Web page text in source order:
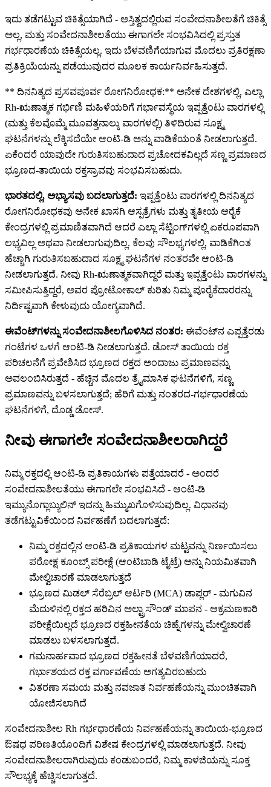
ಇದು ತಡೆಗಟ್ಟುವ ಚಿಕಿತ್ಸೆಯಾಗಿದೆ - ಅಸ್ತಿತ್ವದಲ್ಲಿರುವ ಸಂವೇದನಾಶೀಲತೆಗೆ ಚಿಕಿತ್ಸೆ
ಅಲ್ಲ, ಮತ್ತು ಸಂವೇದನಾಶೀಲತೆಯು ಈಗಾಗಲೇ ಸಂಭವಿಸಿದಲ್ಲಿ ಪ್ರಸ್ತುತ
ಗರ್ಭಧಾರಣೆಯ ಚಿಕಿತ್ಸೆಯಲ್ಲ. ಇದು ಬೆಳವಣಿಗೆಯಾಗುವ ಮೊದಲು ಪ್ರತಿರಕ್ಷಣಾ
ಪ್ರತಿಕ್ರಿಯೆಯನ್ನು ಪಡೆಯುವುದರ ಮೂಲಕ ಕಾರ್ಯನಿರ್ವಹಿಸುತ್ತದೆ.
** ದಿನನಿತ್ಯದ ಪ್ರಸವಪೂರ್ವ ರೋಗನಿರೋಧಕ:** ಅನೇಕ ದೇಶಗಳಲ್ಲಿ, ಎಲ್ಲಾ
Rh-ಋಣಾತ್ಮಕ ಗರ್ಭಿಣಿ ಮಹಿಳೆಯರಿಗೆ ಗರ್ಭಾವಸ್ಥೆಯ ಇಪ್ಪತ್ತೆಂಟು ವಾರಗಳಲ್ಲಿ
(ಮತ್ತು ಕೆಲವೊಮ್ಮೆ ಮೂವತ್ತನಾಲ್ಕು ವಾರಗಳಲ್ಲಿ) ತಿಳಿದಿರುವ ಸೂಕ್ಷ್ಮ
ಘಟನೆಗಳನ್ನು ಲೆಕ್ಕಿಸದೆಯೇ ಆಂಟಿ-ಡಿ ಅನ್ನು ವಾಡಿಕೆಯಂತೆ ನೀಡಲಾಗುತ್ತದೆ.
ಏಕೆಂದರೆ ಯಾವುದೇ ಗುರುತಿಸಬಹುದಾದ ಪ್ರಚೋದಕವಿಲ್ಲದೆ ಸಣ್ಣ ಪ್ರಮಾಣದ
ಭ್ರೂಣದ-ತಾಯಿಯ ರಕ್ತಸ್ರಾವವು ಸಂಭವಿಸಬಹುದು.
ಭಾರತದಲ್ಲಿ, ಅಭ್ಯಾಸವು ಬದಲಾಗುತ್ತದೆ: ಇಪ್ಪತ್ತೆಂಟು ವಾರಗಳಲ್ಲಿ ದಿನನಿತ್ಯದ
ರೋಗನಿರೋಧಕವು ಅನೇಕ ಖಾಸಗಿ ಆಸ್ಪತ್ರೆಗಳು ಮತ್ತು ತೃತೀಯ ಆರೈಕೆ
ಕೇಂದ್ರಗಳಲ್ಲಿ ಪ್ರಮಾಣಿತವಾಗಿದೆ ಆದರೆ ಎಲ್ಲಾ ಸೆಟ್ಟಿಂಗ್‌ಗಳಲ್ಲಿ ಏಕರೂಪವಾಗಿ
ಲಭ್ಯವಿಲ್ಲ ಅಥವಾ ನೀಡಲಾಗುವುದಿಲ್ಲ. ಕೆಲವು ಸೌಲಭ್ಯಗಳಲ್ಲಿ, ವಾಡಿಕೆಗಿಂತ
ಹೆಚ್ಚಾಗಿ ಗುರುತಿಸಬಹುದಾದ ಸೂಕ್ಷ್ಮ ಘಟನೆಗಳ ನಂತರವೇ ಆಂಟಿ-ಡಿ
ನೀಡಲಾಗುತ್ತದೆ. ನೀವು Rh-ಋಣಾತ್ಮಕವಾಗಿದ್ದರೆ ಮತ್ತು ಇಪ್ಪತ್ತೆಂಟು ವಾರಗಳನ್ನು
ಸಮೀಪಿಸುತ್ತಿದ್ದರೆ, ಅವರ ಪ್ರೋಟೋಕಾಲ್ ಕುರಿತು ನಿಮ್ಮ ಪೂರೈಕೆದಾರರನ್ನು
ನಿರ್ದಿಷ್ಟವಾಗಿ ಕೇಳುವುದು ಯೋಗ್ಯವಾಗಿದೆ.
ಈವೆಂಟ್‌ಗಳನ್ನು ಸಂವೇದನಾಶೀಲಗೊಳಿಸಿದ ನಂತರ: ಈವೆಂಟ್‌ನ ಎಪ್ಪತ್ತೆರಡು
ಗಂಟೆಗಳ ಒಳಗೆ ಆಂಟಿ-ಡಿ ನೀಡಲಾಗುತ್ತದೆ. ಡೋಸ್ ತಾಯಿಯ ರಕ್ತ
ಪರಿಚಲನೆಗೆ ಪ್ರವೇಶಿಸಿದ ಭ್ರೂಣದ ರಕ್ತದ ಅಂದಾಜು ಪ್ರಮಾಣವನ್ನು
ಅವಲಂಬಿಸಿರುತ್ತದೆ - ಹೆಚ್ಚಿನ ಮೊದಲ ತ್ರೈಮಾಸಿಕ ಘಟನೆಗಳಿಗೆ, ಸಣ್ಣ
ಪ್ರಮಾಣವನ್ನು ಬಳಸಲಾಗುತ್ತದೆ; ಹೆರಿಗೆ ಮತ್ತು ನಂತರದ-ಗರ್ಭಧಾರಣೆಯ
ಘಟನೆಗಳಿಗೆ, ದೊಡ್ಡ ಡೋಸ್.
ನೀವು ಈಗಾಗಲೇ ಸಂವೇದನಾಶೀಲರಾಗಿದ್ದರೆ
ನಿಮ್ಮ ರಕ್ತದಲ್ಲಿ ಆಂಟಿ-ಡಿ ಪ್ರತಿಕಾಯಗಳು ಪತ್ತೆಯಾದರೆ - ಅಂದರೆ
ಸಂವೇದನಾಶೀಲತೆಯು ಈಗಾಗಲೇ ಸಂಭವಿಸಿದೆ - ಆಂಟಿ-ಡಿ
ಇಮ್ಯುನೊಗ್ಲಾಬ್ಯುಲಿನ್ ಇದನ್ನು ಹಿಮ್ಮುಖಗೊಳಿಸುವುದಿಲ್ಲ. ವಿಧಾನವು
ತಡೆಗಟ್ಟುವಿಕೆಯಿಂದ ನಿರ್ವಹಣೆಗೆ ಬದಲಾಗುತ್ತದೆ:
ನಿಮ್ಮ ರಕ್ತದಲ್ಲಿನ ಆಂಟಿ-ಡಿ ಪ್ರತಿಕಾಯಗಳ ಮಟ್ಟವನ್ನು ನಿರ್ಣಯಿಸಲು
ಪರೋಕ್ಷ ಕೂಂಬ್ಸ್ ಪರೀಕ್ಷೆ (ಆಂಟಿಬಾಡಿ ಟೈಟ್ರೆ) ಅನ್ನು ನಿಯಮಿತವಾಗಿ
ಮೇಲ್ವಿಚಾರಣೆ ಮಾಡಲಾಗುತ್ತದೆ
ಭ್ರೂಣದ ಮಿಡಲ್ ಸೆರೆಬ್ರಲ್ ಆರ್ಟರಿ (MCA) ಡಾಪ್ಲರ್ - ಮಗುವಿನ
ಮೆದುಳಿನಲ್ಲಿ ರಕ್ತದ ಹರಿವಿನ ಅಲ್ಟ್ರಾಸೌಂಡ್ ಮಾಪನ - ಆಕ್ರಮಣಕಾರಿ
ಪರೀಕ್ಷೆಯಿಲ್ಲದೆ ಭ್ರೂಣದ ರಕ್ತಹೀನತೆಯ ಚಿಹ್ನೆಗಳನ್ನು ಮೇಲ್ವಿಚಾರಣೆ
ಮಾಡಲು ಬಳಸಲಾಗುತ್ತದೆ.
ಗಮನಾರ್ಹವಾದ ಭ್ರೂಣದ ರಕ್ತಹೀನತೆ ಬೆಳವಣಿಗೆಯಾದರೆ,
ಗರ್ಭಾಶಯದ ರಕ್ತ ವರ್ಗಾವಣೆಯ ಅಗತ್ಯವಿರಬಹುದು
ವಿತರಣಾ ಸಮಯ ಮತ್ತು ನವಜಾತ ನಿರ್ವಹಣೆಯನ್ನು ಮುಂಚಿತವಾಗಿ
ಯೋಜಿಸಲಾಗಿದೆ
ಸಂವೇದನಾಶೀಲ Rh ಗರ್ಭಧಾರಣೆಯ ನಿರ್ವಹಣೆಯನ್ನು ತಾಯಿಯ-ಭ್ರೂಣದ
ಔಷಧ ಪರಿಣತಿಯೊಂದಿಗೆ ವಿಶೇಷ ಕೇಂದ್ರಗಳಲ್ಲಿ ಮಾಡಲಾಗುತ್ತದೆ. ನೀವು
ಸಂವೇದನಾಶೀಲರಾಗಿರುವುದು ಕಂಡುಬಂದರೆ, ನಿಮ್ಮ ಕಾಳಜಿಯನ್ನು ಸೂಕ್ತ
ಸೌಲಭ್ಯಕ್ಕೆ ಹೆಚ್ಚಿಸಲಾಗುತ್ತದೆ.